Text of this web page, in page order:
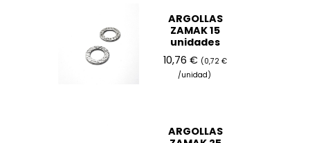
ARGOLLAS
ZAMAK 15
unidades
10,76 € (0,72 €
/unidad)
ARGOLLAS